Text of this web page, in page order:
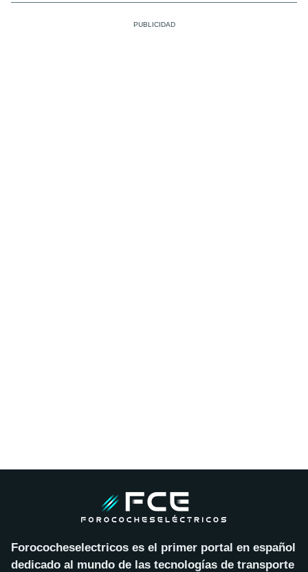
Forococheselectricos es el primer portal en español
dedicado al mundo de las tecnologías de transporte